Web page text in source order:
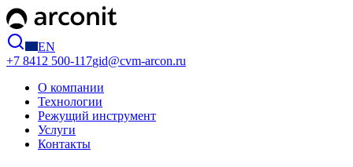
EN
+7 8412 500-117gid@cvm-arcon.ru
О компании
Технологии
Режущий инструмент
Услуги
Контакты